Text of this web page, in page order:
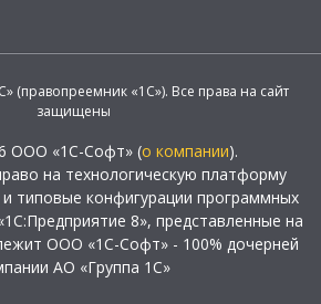
(правопреемник «1С»). Все права на сайт
защищены
ООО «1С-Софт» (о компании).
на технологическую платформу
типовые конфигурации программных
8», представленные на
ООО «1С-Софт» - 100% дочерней
АО «Группа 1С»